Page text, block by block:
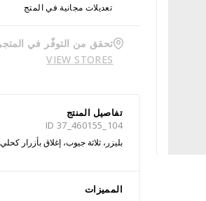
تعديلات مجانية في المتج
تحقق من التوفّر في
VIEW STORES
تفاصيل المنتج
ID 37_460155_104
بليزر، ثلاثة جيوب، إغلاق بأزرار كحلي
المميزات